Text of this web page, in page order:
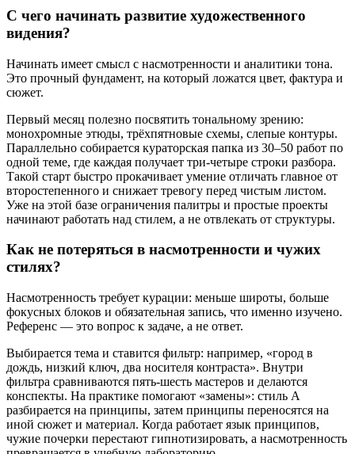
С чего начинать развитие художественного
видения?
Начинать имеет смысл с насмотренности и аналитики тона.
Это прочный фундамент, на который ложатся цвет, фактура и
сюжет.
Первый месяц полезно посвятить тональному зрению:
монохромные этюды, трёхпятновые схемы, слепые контуры.
Параллельно собирается кураторская папка из 30–50 работ по
одной теме, где каждая получает три-четыре строки разбора.
Такой старт быстро прокачивает умение отличать главное от
второстепенного и снижает тревогу перед чистым листом.
Уже на этой базе ограничения палитры и простые проекты
начинают работать над стилем, а не отвлекать от структуры.
Как не потеряться в насмотренности и чужих
стилях?
Насмотренность требует курации: меньше широты, больше
фокусных блоков и обязательная запись, что именно изучено.
Референс — это вопрос к задаче, а не ответ.
Выбирается тема и ставится фильтр: например, «город в
дождь, низкий ключ, два носителя контраста». Внутри
фильтра сравниваются пять-шесть мастеров и делаются
конспекты. На практике помогают «замены»: стиль А
разбирается на принципы, затем принципы переносятся на
иной сюжет и материал. Когда работает язык принципов,
чужие почерки перестают гипнотизировать, а насмотренность